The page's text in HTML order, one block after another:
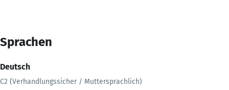
Sprachen
Deutsch
C2 (Verhandlungssicher / Muttersprachlich)